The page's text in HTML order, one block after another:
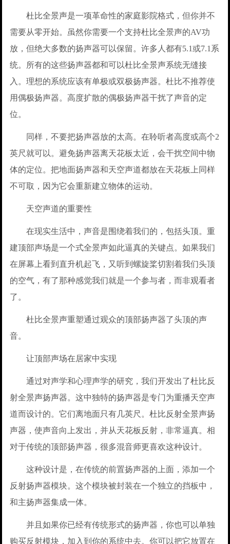
杜比全景声是一项革命性的家庭影院格式，但你并不
需要从零开始。虽然你需要一个支持杜比全景声的AV功
放，但绝大多数的扬声器可以保留。许多人都有5.1或7.1系
统。所有的这些扬声器都和可以杜比全景声系统无缝接
入。理想的系统应该有单极或双极扬声器。杜比不推荐使
用偶极扬声器。高度扩散的偶极扬声器干扰了声音的定
位。
同样，不要把扬声器放的太高。在聆听者高度或高个2
英尺就可以。避免扬声器离天花板太近，会干扰空间中物
体的定位。把地面扬声器和天空声道都放在天花板上同样
不可取，因为它会重新建立物体的运动。
天空声道的重要性
在现实生活中，声音是围绕着我们的，包括头顶。重
建顶部声场是一个式全景声如此逼真的关键点。如果我们
在屏幕上看到直升机起飞，又听到螺旋桨切割着我们头顶
的空气，有了那种感觉我们就是一个参与者，而非观看者
了。
杜比全景声重塑通过观众的顶部扬声器了头顶的声
音。
让顶部声场在居家中实现
通过对声学和心理声学的研究，我们开发出了杜比反
射全景声扬声器。这中独特的扬声器是专门为重播天空声
道而设计的。它们离地面只有几英尺。杜比反射全景声扬
声器，使声音向上发出，并从天花板反射，非常逼真。相
对于传统的顶部扬声器，很多混音师更喜欢这种设计。
这种设计是，在传统的前置扬声器的上面，添加一个
反射扬声器模块。这个模块被封装在一个独立的挡板中，
和主扬声器集成一体。
并且如果你已经有传统形式的扬声器，你也可以单独
购买反射模块，加入到你的系统中去。你可以把它放置在